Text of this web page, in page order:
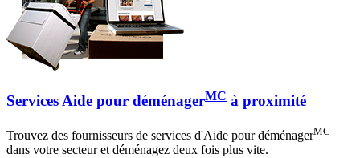
Services Aide pour déménagerMC à proximité
Trouvez des fournisseurs de services d'Aide pour déménagerMC
dans votre secteur et déménagez deux fois plus vite.